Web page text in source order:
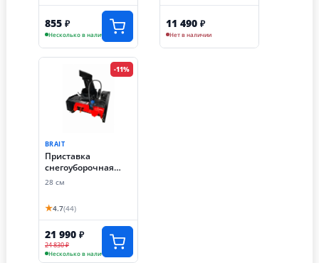
855 ₽
Несколько в наличии
11 490 ₽
Нет в наличии
-11%
BRAIT
Приставка
снегоуборочная
Brait СОМБ-1,
ремень (Нева, Ока,
Brait)
28 см
★4.7(44)
21 990 ₽
24 830 ₽
Несколько в наличии